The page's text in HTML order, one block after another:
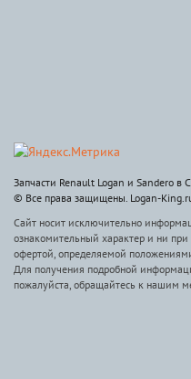
Запчасти Renault Logan и Sandero в
© Все права защищены. Logan-
Сайт носит исключительно
ознакомительный характер и ни
офертой, определяемой
Для получения подробной
пожалуйста, обращайтесь к нашим